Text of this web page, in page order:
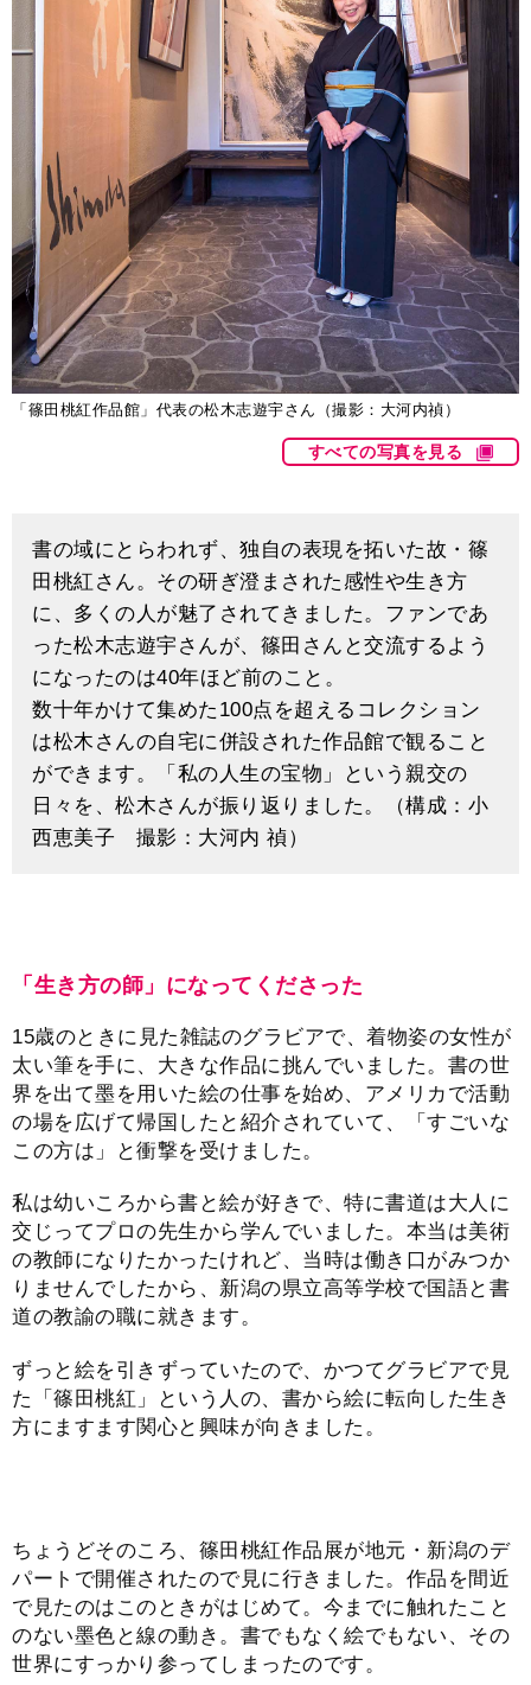
「篠田桃紅作品館」代表の松木志遊宇さん（撮影：大河内禎）
すべての写真を見る
書の域にとらわれず、独自の表現を拓いた故・篠
田桃紅さん。その研ぎ澄まされた感性や生き方
に、多くの人が魅了されてきました。ファンであ
った松木志遊宇さんが、篠田さんと交流するよう
になったのは40年ほど前のこと。
数十年かけて集めた100点を超えるコレクション
は松木さんの自宅に併設された作品館で観ること
ができます。「私の人生の宝物」という親交の
日々を、松木さんが振り返りました。（構成：小
西恵美子 撮影：大河内 禎）
「生き方の師」になってくださった
15歳のときに見た雑誌のグラビアで、着物姿の女性が
太い筆を手に、大きな作品に挑んでいました。書の世
界を出て墨を用いた絵の仕事を始め、アメリカで活動
の場を広げて帰国したと紹介されていて、「すごいな
この方は」と衝撃を受けました。
私は幼いころから書と絵が好きで、特に書道は大人に
交じってプロの先生から学んでいました。本当は美術
の教師になりたかったけれど、当時は働き口がみつか
りませんでしたから、新潟の県立高等学校で国語と書
道の教諭の職に就きます。
ずっと絵を引きずっていたので、かつてグラビアで見
た「篠田桃紅」という人の、書から絵に転向した生き
方にますます関心と興味が向きました。
ちょうどそのころ、篠田桃紅作品展が地元・新潟のデ
パートで開催されたので見に行きました。作品を間近
で見たのはこのときがはじめて。今までに触れたこと
のない墨色と線の動き。書でもなく絵でもない、その
世界にすっかり参ってしまったのです。